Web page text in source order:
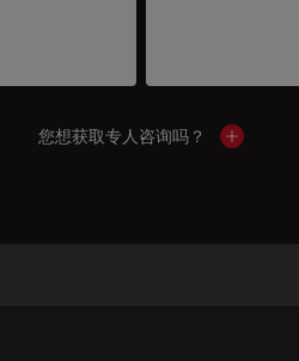
您想获取专人咨询吗？ Show